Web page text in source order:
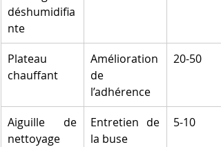
déshumidifia
nte
Plateau
chauffant
Amélioration
de
l’adhérence
20-50
Aiguille de
nettoyage
Entretien de
la buse
5-10